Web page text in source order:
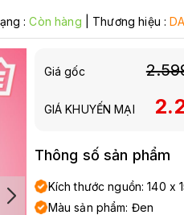
:Còn hàng Thương hiệu :
Giá gốc
GIÁ KHUYẾN MẠI
Thông số sản phẩm
Kích thước nguồn: 140 x
Màu sản phẩm: Đen